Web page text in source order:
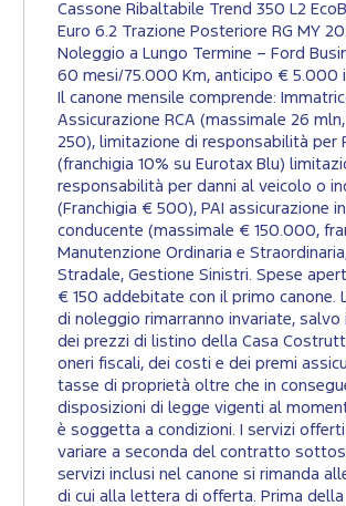
Cassone Ribaltabile Trend 350 L2
Euro 6.2 Trazione Posteriore RG MY
Noleggio a Lungo Termine – Ford
60 mesi/75.000 Km, anticipo € 5.000
Il canone mensile comprende:
Assicurazione RCA (massimale 26
250), limitazione di responsabilità per
(franchigia 10% su Eurotax Blu)
responsabilità per danni al veicolo o
(Franchigia € 500), PAI assicurazione
conducente (massimale € 150.000,
Manutenzione Ordinaria e
Stradale, Gestione Sinistri. Spese
€ 150 addebitate con il primo canone.
di noleggio rimarranno invariate, salvo
dei prezzi di listino della Casa
oneri fiscali, dei costi e dei premi
tasse di proprietà oltre che in
disposizioni di legge vigenti al
è soggetta a condizioni. I servizi
variare a seconda del contratto
servizi inclusi nel canone si rimanda
di cui alla lettera di offerta. Prima della